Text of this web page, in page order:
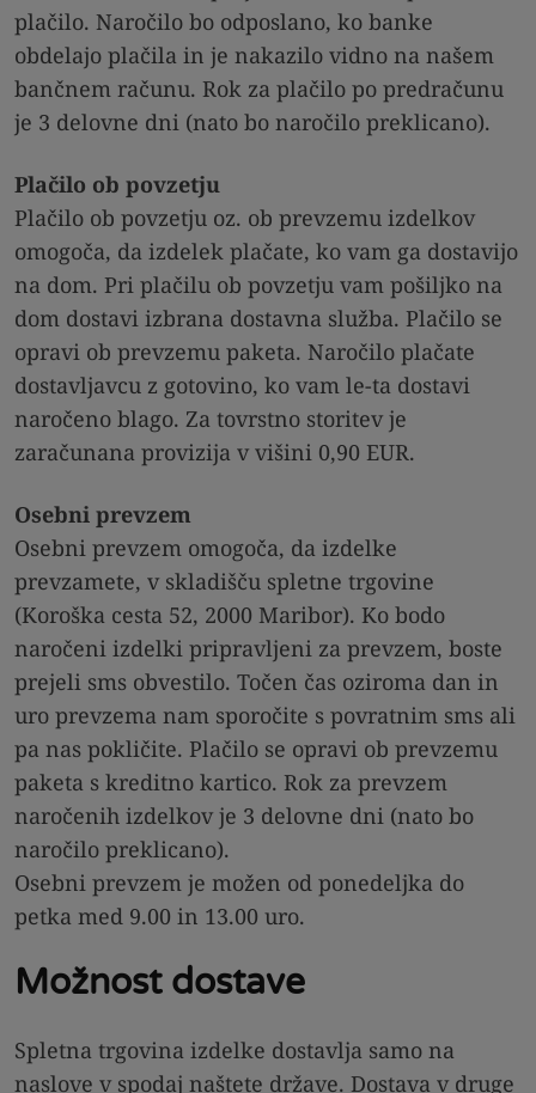
plačilo. Naročilo bo odposlano, ko banke
obdelajo plačila in je nakazilo vidno na našem
bančnem računu. Rok za plačilo po predračunu
je 3 delovne dni (nato bo naročilo preklicano).
Plačilo ob povzetju
Plačilo ob povzetju oz. ob prevzemu izdelkov
omogoča, da izdelek plačate, ko vam ga dostavijo
na dom. Pri plačilu ob povzetju vam pošiljko na
dom dostavi izbrana dostavna služba. Plačilo se
opravi ob prevzemu paketa. Naročilo plačate
dostavljavcu z gotovino, ko vam le-ta dostavi
naročeno blago. Za tovrstno storitev je
zaračunana provizija v višini 0,90 EUR.
Osebni prevzem
Osebni prevzem omogoča, da izdelke
prevzamete, v skladišču spletne trgovine
(Koroška cesta 52, 2000 Maribor). Ko bodo
naročeni izdelki pripravljeni za prevzem, boste
prejeli sms obvestilo. Točen čas oziroma dan in
uro prevzema nam sporočite s povratnim sms ali
pa nas pokličite. Plačilo se opravi ob prevzemu
paketa s kreditno kartico. Rok za prevzem
naročenih izdelkov je 3 delovne dni (nato bo
naročilo preklicano).
Osebni prevzem je možen od ponedeljka do
petka med 9.00 in 13.00 uro.
Možnost dostave
Spletna trgovina izdelke dostavlja samo na
naslove v spodaj naštete države. Dostava v druge